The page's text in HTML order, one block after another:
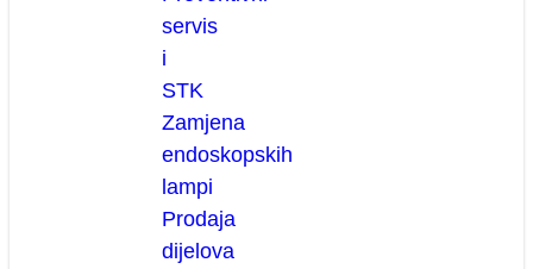
servis
i
STK
Zamjena
endoskopskih
lampi
Prodaja
dijelova